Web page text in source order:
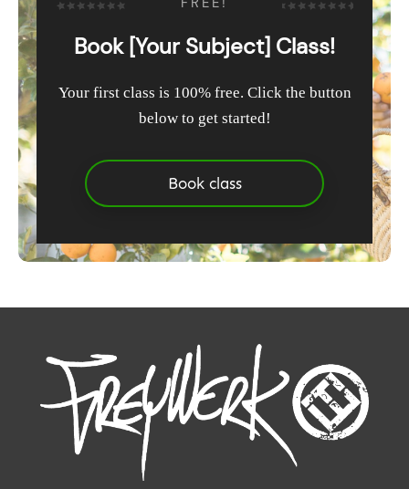
Book [Your Subject] Class!
Your first class is 100% free. Click the button
below to get started!
Book class